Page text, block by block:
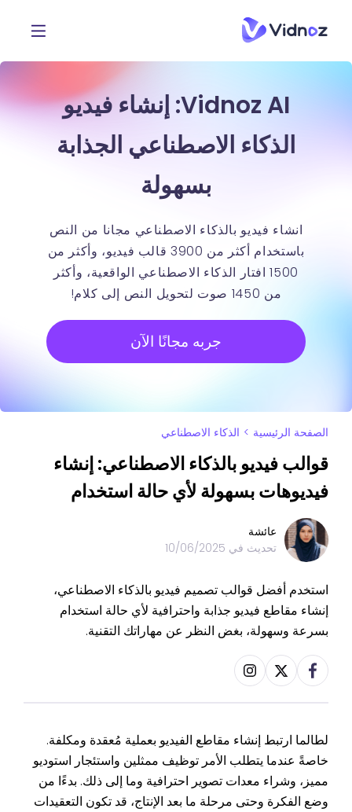
Vidnoz AI: إنشاء فيديو
الذكاء الاصطناعي الجذابة
بسهولة
انشاء فيديو بالذكاء الاصطناعي مجانا من النص
باستخدام أكثر من 3900 قالب فيديو، وأكثر من
1500 افتار الذكاء الاصطناعي الواقعية، وأكثر
من 1450 صوت لتحويل النص إلى كلام!
جربه مجانًا الآن
الصفحة الرئيسية > الذكاء الاصطناعي
قوالب فيديو بالذكاء الاصطناعي: إنشاء
فيديوهات بسهولة لأي حالة استخدام
عائشة
تحديث في 10/06/2025
استخدم أفضل قوالب تصميم فيديو بالذكاء الاصطناعي،
إنشاء مقاطع فيديو جذابة واحترافية لأي حالة استخدام
بسرعة وسهولة، بغض النظر عن مهاراتك التقنية.
لطالما ارتبط إنشاء مقاطع الفيديو بعملية مُعقدة ومكلفة.
خاصةً عندما يتطلب الأمر توظيف ممثلين واستئجار استوديو
مميز، وشراء معدات تصوير احترافية وما إلى ذلك. بدءًا من
وضع الفكرة وحتى مرحلة ما بعد الإنتاج، قد تكون التعقيدات